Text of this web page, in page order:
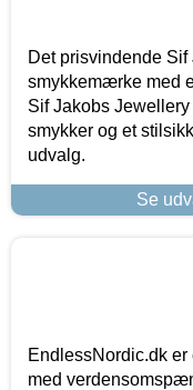
Det prisvindende
smykkemærke med
Sif Jakobs
smykker og et
udvalg.
Se
EndlessNordic.dk
med